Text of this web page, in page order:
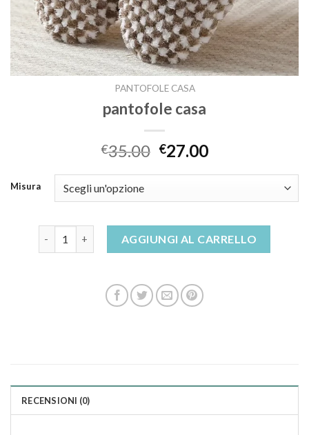
PANTOFOLE CASA
pantofole casa
€35.00 €27.00
Misura
AGGIUNGI AL CARRELLO
RECENSIONI (0)